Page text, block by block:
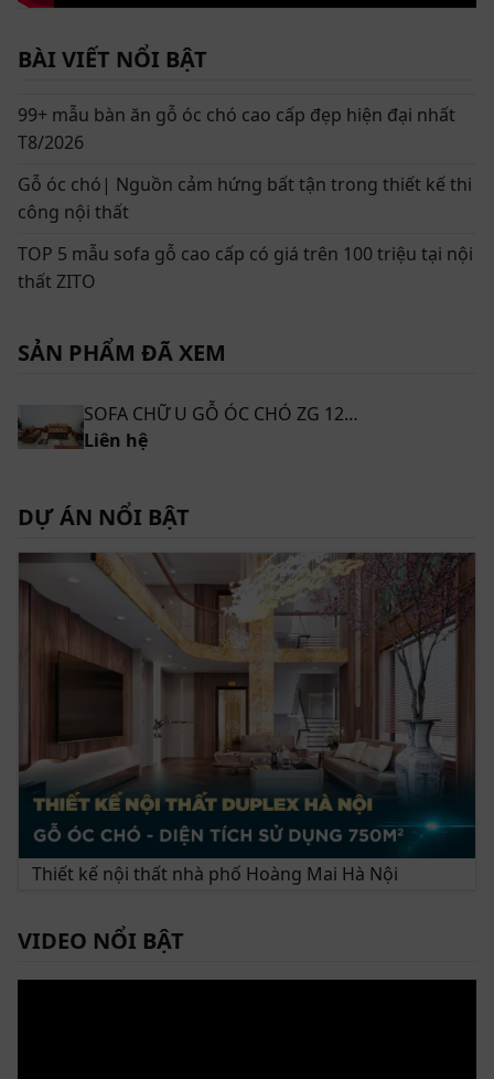
Thiết kế kiểu sofa chữ U sang trọng cho không gian phòng khách
lớn
Sofa ZG 127 thiết kế mới với chất liệu
BÀI VIẾT NỔI BẬT
99+ mẫu bàn ăn gỗ óc chó cao cấp đẹp hiện đại nhất
T8/2026
Gỗ óc chó| Nguồn cảm hứng bất tận trong thiết kế thi
công nội thất
TOP 5 mẫu sofa gỗ cao cấp có giá trên 100 triệu tại nội
thất ZITO
SẢN PHẨM ĐÃ XEM
SOFA CHỮ U GỖ ÓC CHÓ ZG 127 ĐẸP HIỆN ĐẠI
Liên hệ
DỰ ÁN NỔI BẬT
Thiết kế nội thất nhà phố Hoàng Mai Hà Nội
VIDEO NỔI BẬT